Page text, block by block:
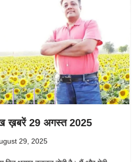
ख़बरें 29 अगस्त 2025
29, 2025